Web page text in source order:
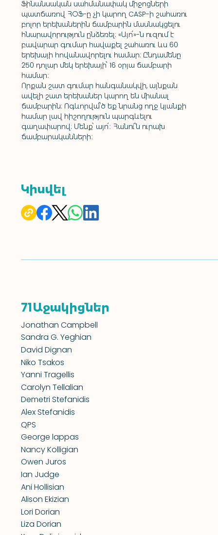
Ֆինանսական սահմանափակ միջոցների
պատճառով ՀՕՖ-ը չի կարող CASP-ի շահառու
բոլոր երեխաներին ճամբարին մասնակցելու
հնարավորություն ընձեռել: «Այո՛»-ն ուզում է
բավարար գումար հավաքել շահառու ևս 60
երեխայի հովանավորելու համար: Ընդամենը
250 դոլար մեկ երեխայի՝ 16 օրյա ճամբարի
համար։
Որքան շատ գումար հանգանակվի, այնքան
ավելի շատ երեխաներ կարող են միանալ
ճամբարին: Ոգևորվա՞ծ եք նրանց ողջ կյանքի
համար լավ հիշողություն պարգևելու
գաղափարով: Մենք՝ այո՛։ Հանու՜ն ուրախ
ճամբարականների։
Կիսվել
Jonathan Campbell
Sandra G. Yeghian
David Dignan
Niko Tsakos
Yanni Tragellis
Carolyn Tellalian
Demetri Stefanidis
Alex Stefanidis
QPS
George lappas
Nancy Kolligian
Owen Juros
Ian Judge
Ani Hollisian
Alison Ekizian
Lori Dorian
Liza Dorian
Աջակիցներ
71